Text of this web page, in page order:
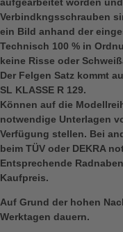
Verbindkngsschrauben
ein Bild anhand der
Technisch 100 % in
keine Risse oder
Der Felgen Satz kommt
SL KLASSE R 129.
Können auf die
notwendige Unterlagen
Verfügung stellen. Bei
beim TÜV oder DEKRA
Entsprechende
Kaufpreis.
Auf Grund der hohen
Werktagen dauern.